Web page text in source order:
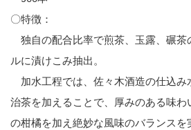
〇特徴：
独自の配合比率で煎茶、玉露、碾茶
ルに漬けこみ抽出。
加水工程では、佐々木酒造の仕込み
治茶を加えることで、厚みのある味
の柑橘を加え絶妙な風味のバランスを